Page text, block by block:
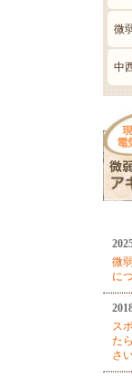
微
中
微
に
ス
た
さ